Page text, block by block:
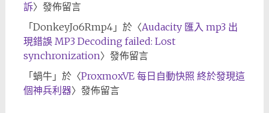
訴〉發佈留言
「 DonkeyJo6Rmp4」於〈Audacity 匯入 mp3 出
現錯誤 MP3 Decoding failed: Lost
synchronization〉發佈留言
「 蝸牛」於〈ProxmoxVE 每日自動快照 終於發現這
個神兵利器〉發佈留言